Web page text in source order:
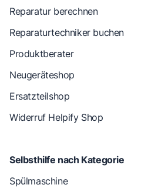
Reparatur berechnen
Reparaturtechniker buchen
Produktberater
Neugeräteshop
Ersatzteilshop
Widerruf Helpify Shop
Selbsthilfe nach Kategorie
Spülmaschine